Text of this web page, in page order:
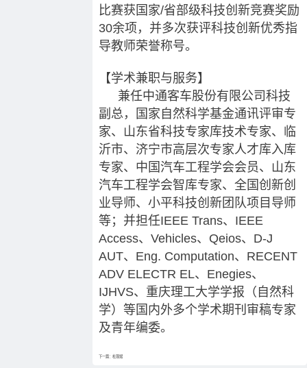
比赛获国家/省部级科技创新竞赛奖励
30余项，并多次获评科技创新优秀指
导教师荣誉称号。
【学术兼职与服务】
兼任中通客车股份有限公司科技
副总，国家自然科学基金通讯评审专
家、山东省科技专家库技术专家、临
沂市、济宁市高层次专家人才库入库
专家、中国汽车工程学会会员、山东
汽车工程学会智库专家、全国创新创
业导师、小平科技创新团队项目导师
等；并担任IEEE Trans、IEEE
Access、Vehicles、Qeios、D-J
AUT、Eng. Computation、RECENT
ADV ELECTR EL、Enegies、
IJHVS、重庆理工大学学报（自然科
学）等国内外多个学术期刊审稿专家
及青年编委。
下一篇：杜现斌